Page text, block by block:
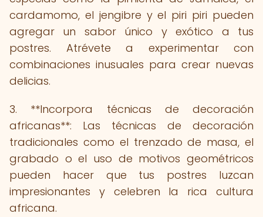
cardamomo, el jengibre y el piri piri pueden
agregar un sabor único y exótico a tus
postres. Atrévete a experimentar con
combinaciones inusuales para crear nuevas
delicias.
3. **Incorpora técnicas de decoración
africanas**: Las técnicas de decoración
tradicionales como el trenzado de masa, el
grabado o el uso de motivos geométricos
pueden hacer que tus postres luzcan
impresionantes y celebren la rica cultura
africana.